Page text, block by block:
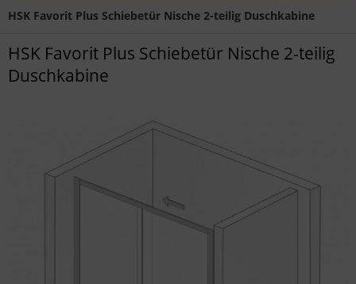
HSK Favorit Plus Schiebetür Nische 2-teilig Duschkabine
HSK Favorit Plus Schiebetür Nische 2-teilig
Duschkabine